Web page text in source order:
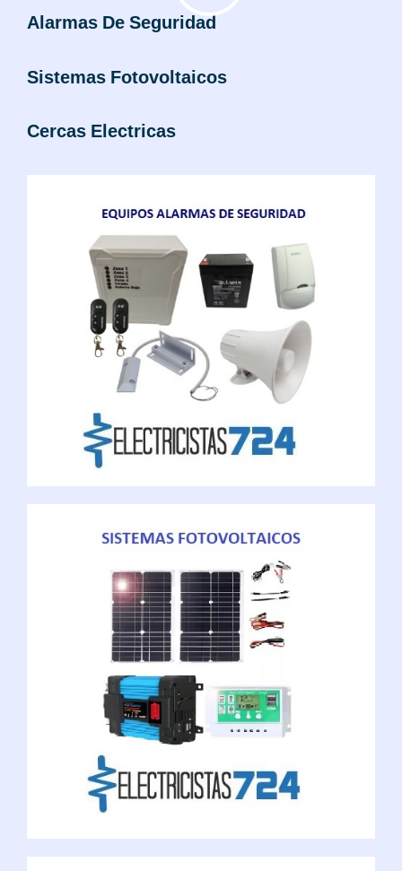
Alarmas De Seguridad
Sistemas Fotovoltaicos
Cercas Electricas